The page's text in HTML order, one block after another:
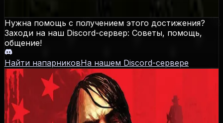
Нужна помощь с получением этого достижения?
Заходи на наш Discord-сервер: Советы, помощь,
общение!
Найти напарниковНа нашем Discord-сервере
Red Dead Redemption
Даты выхода